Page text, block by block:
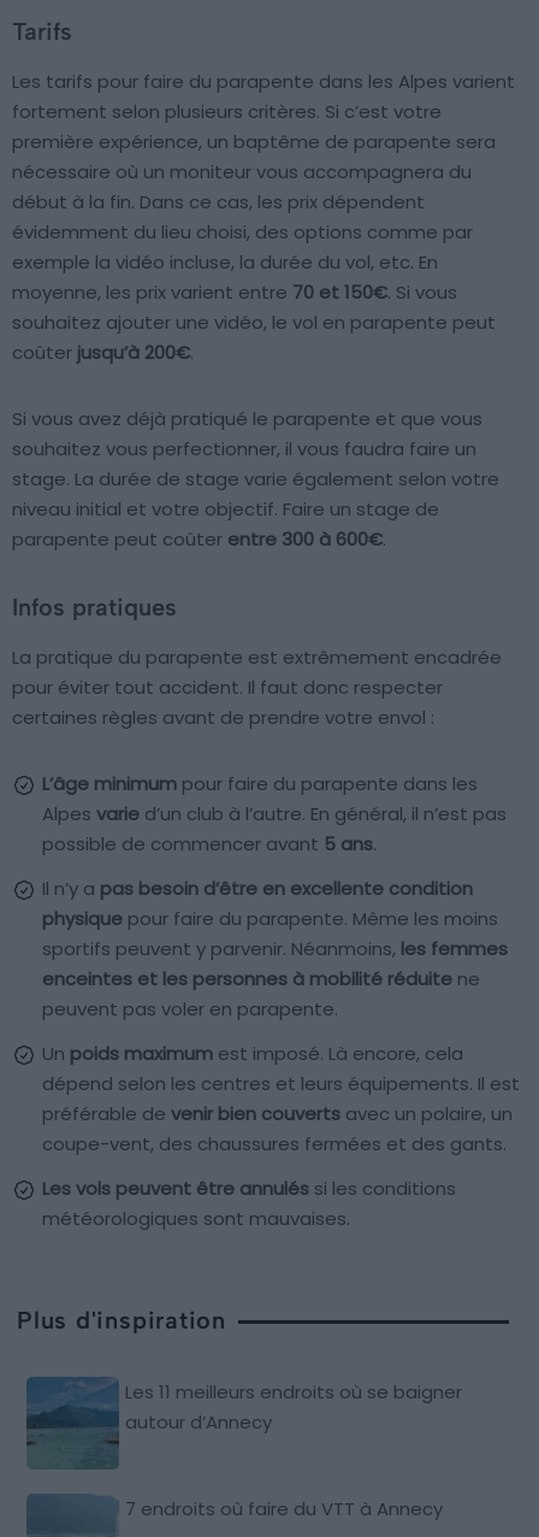
Tarifs
Les tarifs pour faire du parapente dans les Alpes varient
fortement selon plusieurs critères. Si c’est votre
première expérience, un baptême de parapente sera
nécessaire où un moniteur vous accompagnera du
début à la fin. Dans ce cas, les prix dépendent
évidemment du lieu choisi, des options comme par
exemple la vidéo incluse, la durée du vol, etc. En
moyenne, les prix varient entre 70 et 150€. Si vous
souhaitez ajouter une vidéo, le vol en parapente peut
coûter jusqu’à 200€.
Si vous avez déjà pratiqué le parapente et que vous
souhaitez vous perfectionner, il vous faudra faire un
stage. La durée de stage varie également selon votre
niveau initial et votre objectif. Faire un stage de
parapente peut coûter entre 300 à 600€.
Infos pratiques
La pratique du parapente est extrêmement encadrée
pour éviter tout accident. Il faut donc respecter
certaines règles avant de prendre votre envol :
L’âge minimum pour faire du parapente dans les
Alpes varie d’un club à l’autre. En général, il n’est pas
possible de commencer avant 5 ans.
Il n’y a pas besoin d’être en excellente condition
physique pour faire du parapente. Même les moins
sportifs peuvent y parvenir. Néanmoins, les femmes
enceintes et les personnes à mobilité réduite ne
peuvent pas voler en parapente.
Un poids maximum est imposé. Là encore, cela
dépend selon les centres et leurs équipements. Il est
préférable de venir bien couverts avec un polaire, un
coupe-vent, des chaussures fermées et des gants.
Les vols peuvent être annulés si les conditions
météorologiques sont mauvaises.
Plus d'inspiration
Les 11 meilleurs endroits où se baigner
autour d’Annecy
7 endroits où faire du VTT à Annecy